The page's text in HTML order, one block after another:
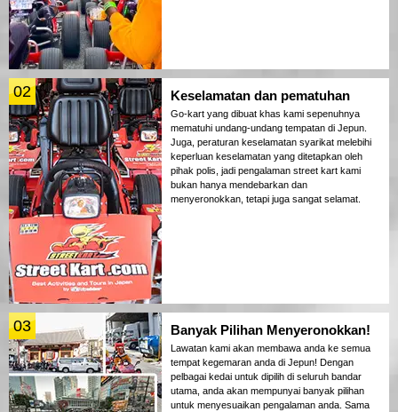
02 Keselamatan dan pematuhan
Go-kart yang dibuat khas kami sepenuhnya
mematuhi undang-undang tempatan di Jepun.
Juga, peraturan keselamatan syarikat melebihi
keperluan keselamatan yang ditetapkan oleh
pihak polis, jadi pengalaman street kart kami
bukan hanya mendebarkan dan
menyeronokkan, tetapi juga sangat selamat.
03 Banyak Pilihan Menyeronokkan!
Lawatan kami akan membawa anda ke semua
tempat kegemaran anda di Jepun! Dengan
pelbagai kedai untuk dipilih di seluruh bandar
utama, anda akan mempunyai banyak pilihan
untuk menyesuaikan pengalaman anda. Sama